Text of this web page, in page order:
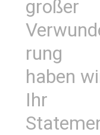
großer
rung
haben
Ihr